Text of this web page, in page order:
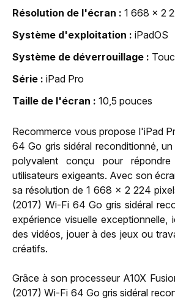
Résolution de l'écran
1 668 x 2
Système d'exploitation
iPadOS
Système de déverrouillage
Série
iPad Pro
Taille de l'écran
10,5 pouces
Recommerce vous propose l'iPad
64 Go gris sidéral reconditionné,
polyvalent conçu pour
utilisateurs exigeants. Avec son
sa résolution de 1 668 x 2 224
(2017) Wi-Fi 64 Go gris sidéral
expérience visuelle exceptionnelle,
des vidéos, jouer à des jeux ou
créatifs.
Grâce à son processeur A10X
(2017) Wi-Fi 64 Go gris sidéral